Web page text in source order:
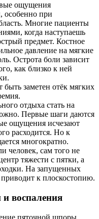
ощущения
особенно при
Многие пациенты
когда наступаешь
предмет. Костное
давление на мягкие
Острота боли зависит
как близко к ней
заметен отёк мягких
отдыха стать на
Первые шаги даются
ощущения исчезают
расходится. Но к
многократно.
человек, сам того не
тяжести с пятки, а
На запущенных
к плоскостопию.
воспаления
пяточной шпоры